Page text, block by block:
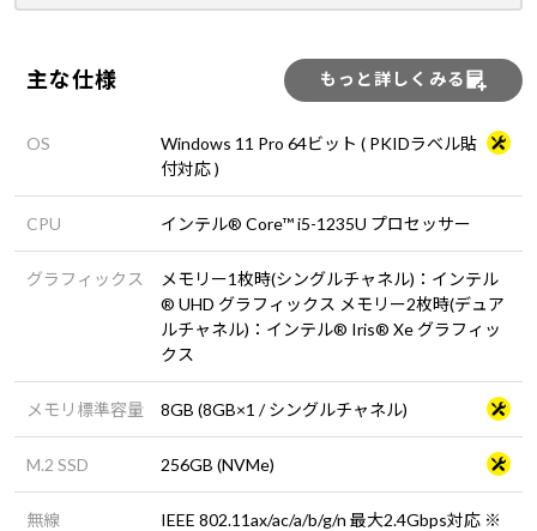
主な仕様 もっと詳しくみる
OS
Windows 11 Pro 64ビット ( PKIDラベル貼
付対応 )
CPU インテル® Core™ i5-1235U プロセッサー
グラフィックス
メモリー1枚時(シングルチャネル)：インテル
® UHD グラフィックス メモリー2枚時(デュア
ルチャネル)：インテル® Iris® Xe グラフィッ
クス
メモリ標準容量 8GB (8GB×1 / シングルチャネル)
M.2 SSD 256GB (NVMe)
無線
IEEE 802.11ax/ac/a/b/g/n 最大2.4Gbps対応 ※